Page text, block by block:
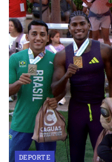
DEPORTE